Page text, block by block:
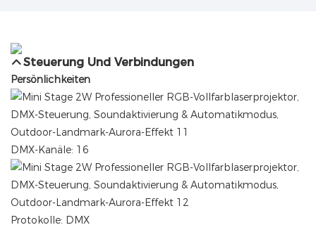
Steuerung Und Verbindungen
Persönlichkeiten
DMX-Kanäle: 16
Protokolle: DMX